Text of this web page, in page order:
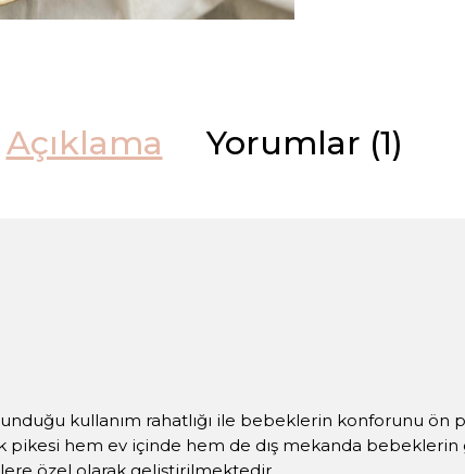
Açıklama Yorumlar (1)
kullanım rahatlığı ile bebeklerin konforunu ön
hem ev içinde hem de dış mekanda
özel olarak geliştirilmektedir.